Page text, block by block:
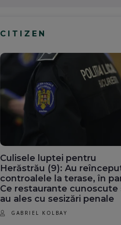
CITIZEN
Culisele luptei pentru
Herăstrău (9): Au
controalele la terase, în
Ce restaurante cunoscute
au ales cu sesizări penale
GABRIEL KOLBAY